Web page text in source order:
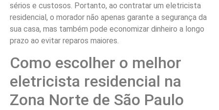
sérios e custosos. Portanto, ao contratar um eletricista
residencial, o morador não apenas garante a segurança da
sua casa, mas também pode economizar dinheiro a longo
prazo ao evitar reparos maiores.
Como escolher o melhor
eletricista residencial na
Zona Norte de São Paulo